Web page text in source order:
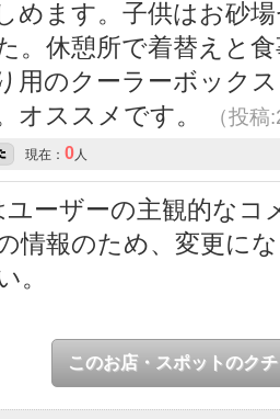
めます。子供はお砂
。休憩所で着替えと
用のクーラーボック
オススメです。
（投
現在： 0人
ーザーの主観的なコ
情報のため、変更に
。
このお店・スポットのク